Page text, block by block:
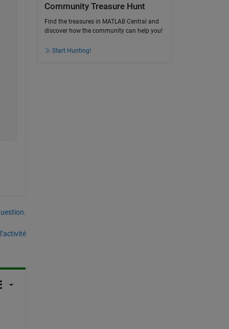
Community Treasure Hunt
Find the treasures in MATLAB Central and
discover how the community can help you!
Start Hunting!